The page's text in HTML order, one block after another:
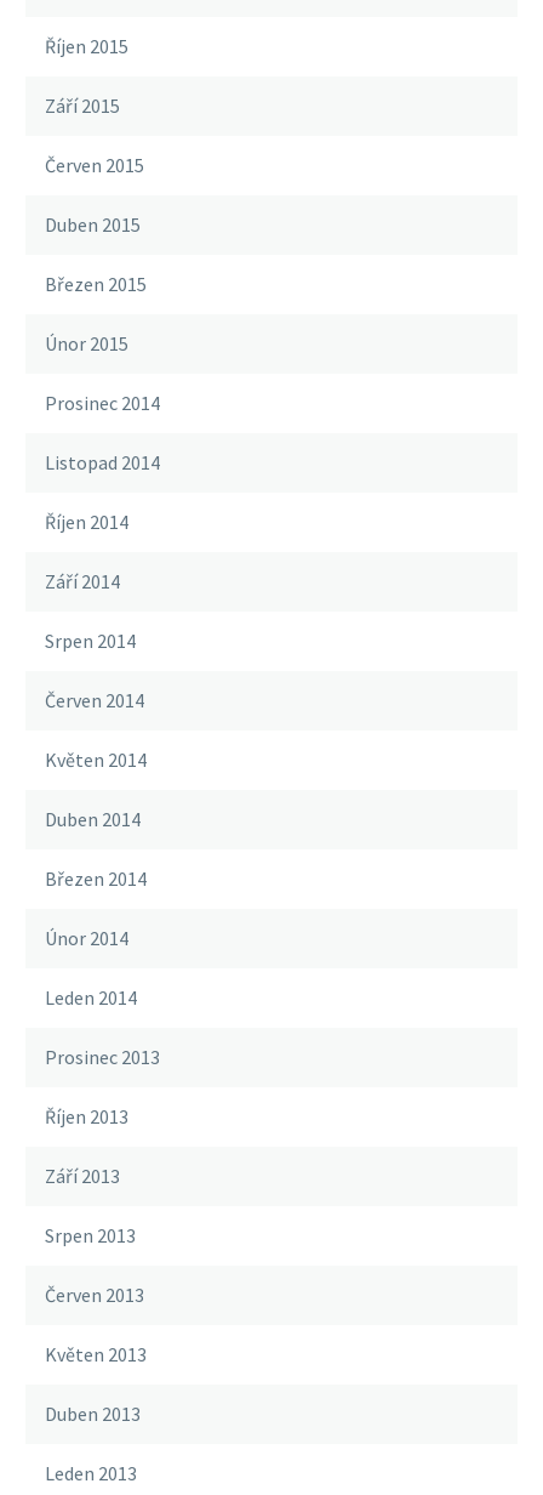
Říjen 2015
Září 2015
Červen 2015
Duben 2015
Březen 2015
Únor 2015
Prosinec 2014
Listopad 2014
Říjen 2014
Září 2014
Srpen 2014
Červen 2014
Květen 2014
Duben 2014
Březen 2014
Únor 2014
Leden 2014
Prosinec 2013
Říjen 2013
Září 2013
Srpen 2013
Červen 2013
Květen 2013
Duben 2013
Leden 2013